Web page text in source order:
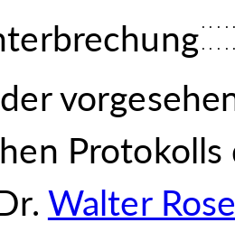
Protokolls
Walter